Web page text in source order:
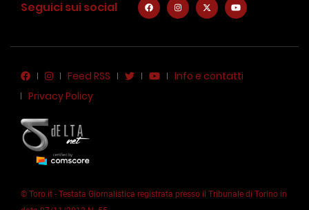
Seguici sui social
Feed RSS
Info e contatti
Privacy Policy
© Toro.it - Testata Giornalistica registrata presso il Tribunale di Torino in